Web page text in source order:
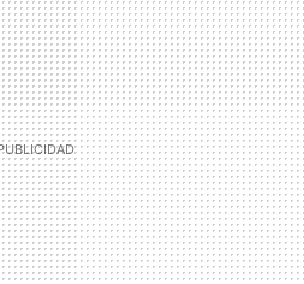
MAIL